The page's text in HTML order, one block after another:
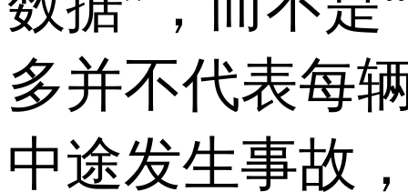
多并不代表每
中途发生事故